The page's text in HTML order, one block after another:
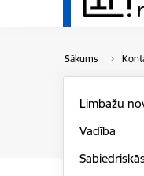
Sākums
Limbažu
Vadība